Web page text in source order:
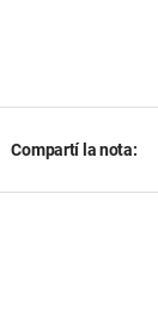
Compartí la nota: